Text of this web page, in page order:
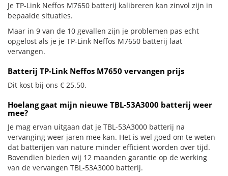
Je TP-Link Neffos M7650 batterij kalibreren kan zinvol zijn in
bepaalde situaties.
Maar in 9 van de 10 gevallen zijn je problemen pas echt
opgelost als je je TP-Link Neffos M7650 batterij laat
vervangen.
Batterij TP-Link Neffos M7650 vervangen prijs
Dit kost bij ons € 25.50.
Hoelang gaat mijn nieuwe TBL-53A3000 batterij weer
mee?
Je mag ervan uitgaan dat je TBL-53A3000 batterij na
vervanging weer jaren mee kan. Het is wel goed om te weten
dat batterijen van nature minder efficiënt worden over tijd.
Bovendien bieden wij 12 maanden garantie op de werking
van de vervangen TBL-53A3000 batterij.